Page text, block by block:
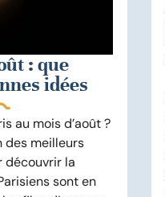
: que
idées
au mois d’août ?
des meilleurs
découvrir la
sont en